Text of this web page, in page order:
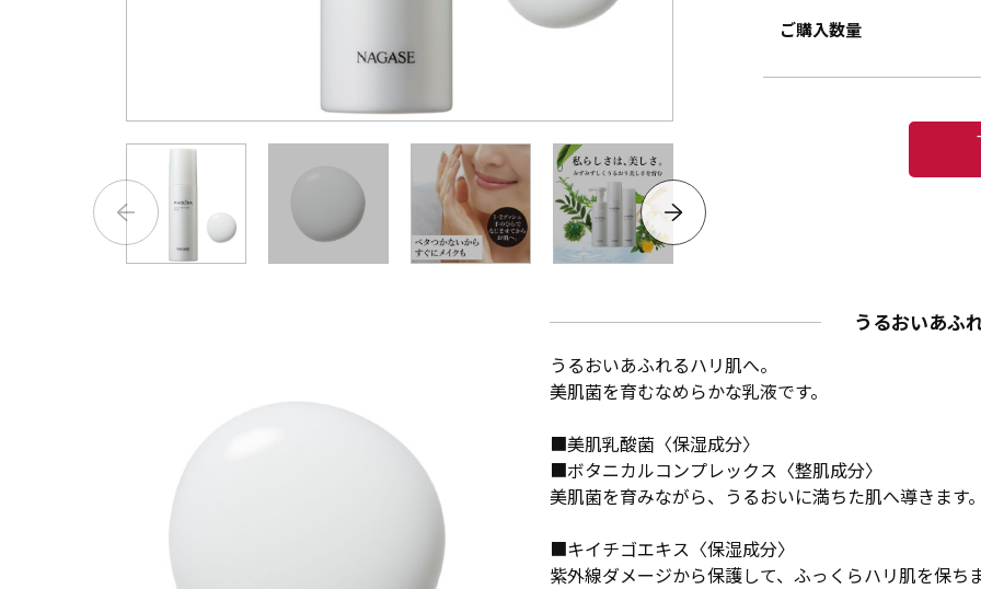
ご購入数量
うるおいあふ
うるおいあふれるハリ肌へ。
美肌菌を育むなめらかな乳液です。
■美肌乳酸菌〈保湿成分〉
■ボタニカルコンプレックス〈整肌成分〉
美肌菌を育みながら、うるおいに満ちた肌へ導きます。
■キイチゴエキス〈保湿成分〉
紫外線ダメージから保護して、ふっくらハリ肌を保ちま